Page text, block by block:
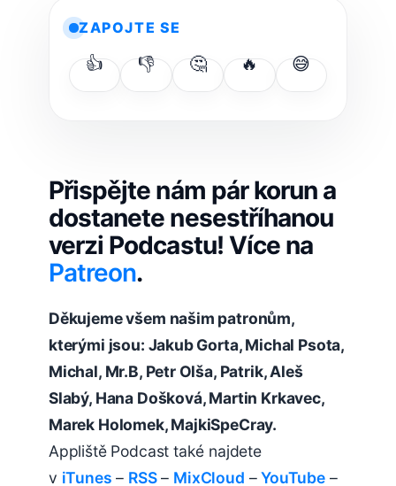
ZAPOJTE SE
👍 👎 🤔 🔥 😅
Přispějte nám pár korun a
dostanete nesestříhanou
verzi Podcastu! Více na
Patreon.
Děkujeme všem našim patronům,
kterými jsou: Jakub Gorta, Michal Psota,
Michal, Mr.B, Petr Olša, Patrik, Aleš
Slabý, Hana Došková, Martin Krkavec,
Marek Holomek, MajkiSpeCray.
Appliště Podcast také najdete
v iTunes – RSS – MixCloud –YouTube –